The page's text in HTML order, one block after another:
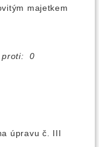
majetkem
proti: 0
úpravu č. III